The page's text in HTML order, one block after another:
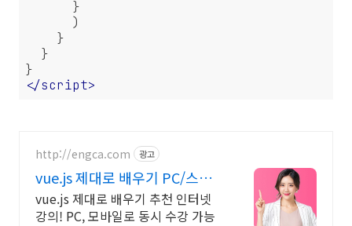
</script>
http://engca.com 광고
vue.js 제대로 배우기 PC/스마
트폰 동영상강의
vue.js 제대로 배우기 추천 인터넷
강의! PC, 모바일로 동시 수강 가능